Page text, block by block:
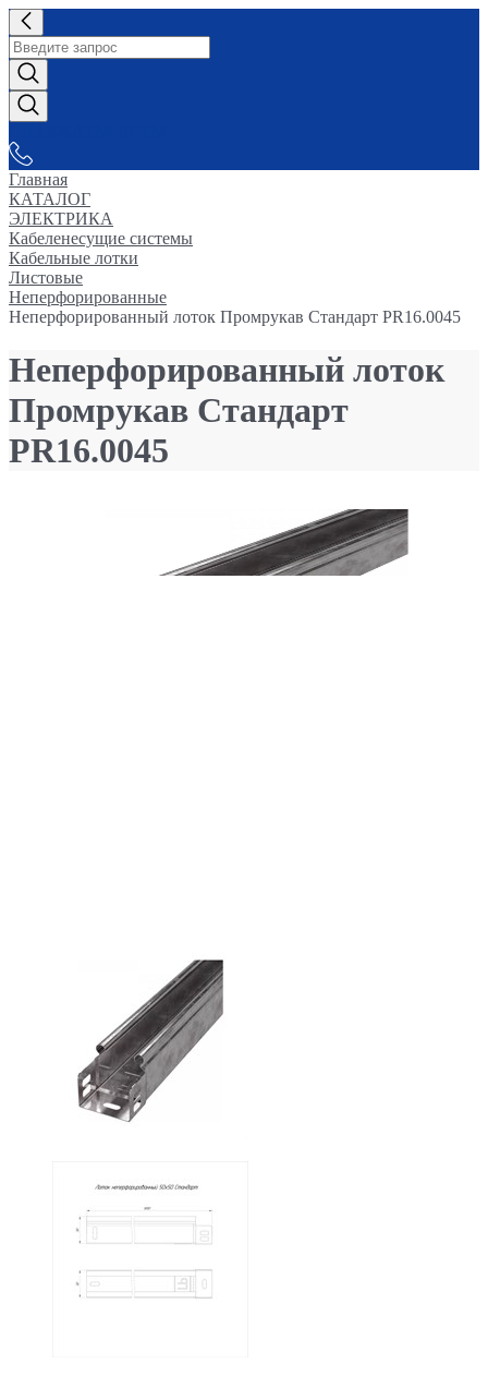
Главная
КАТАЛОГ
ЭЛЕКТРИКА
Кабеленесущие системы
Кабельные лотки
Листовые
Неперфорированные
Неперфорированный лоток Промрукав Стандарт PR16.0045
Неперфорированный лоток
Промрукав Стандарт
PR16.0045